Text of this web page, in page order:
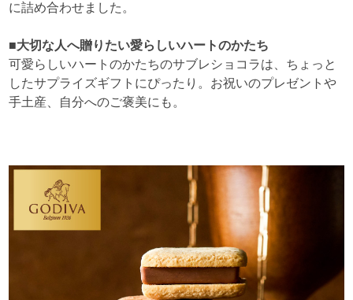
に詰め合わせました。
■大切な人へ贈りたい愛らしいハートのかたち
可愛らしいハートのかたちのサブレショコラは、ちょっと
したサプライズギフトにぴったり。お祝いのプレゼントや
手土産、自分へのご褒美にも。